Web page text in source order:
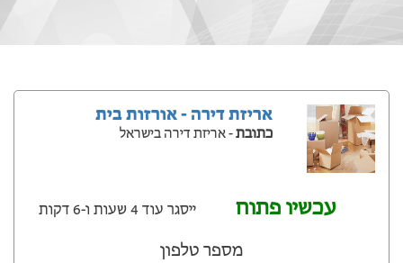
אריזת דירה - אורזות בית
כתובת- אריזת דירה בישראל
עכשיו פתוח ייסגר עוד 4 שעות ‫ו-6 דקות
מספר טלפון